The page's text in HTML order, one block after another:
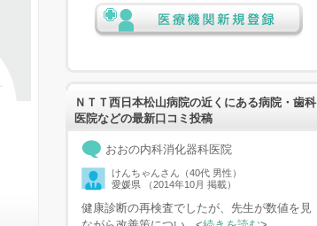
ＮＴＴ西日本松山病院の近くにある病院・歯科
医院などの最新口コミ投稿
おおの内科消化器科医院
けんちゃんさん（40代 男性）
愛媛県 （2014年10月 掲載）
健康診断の再検査でしたが、先生が数値を見